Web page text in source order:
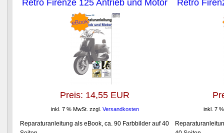
Retro Firenze 125 Antrieb und Motor
Preis: 14,55 EUR
inkl. 7 % MwSt. zzgl. Versandkosten
Reparaturanleitung als eBook, ca. 90 Farbbilder auf 40
Retro
inkl. 7